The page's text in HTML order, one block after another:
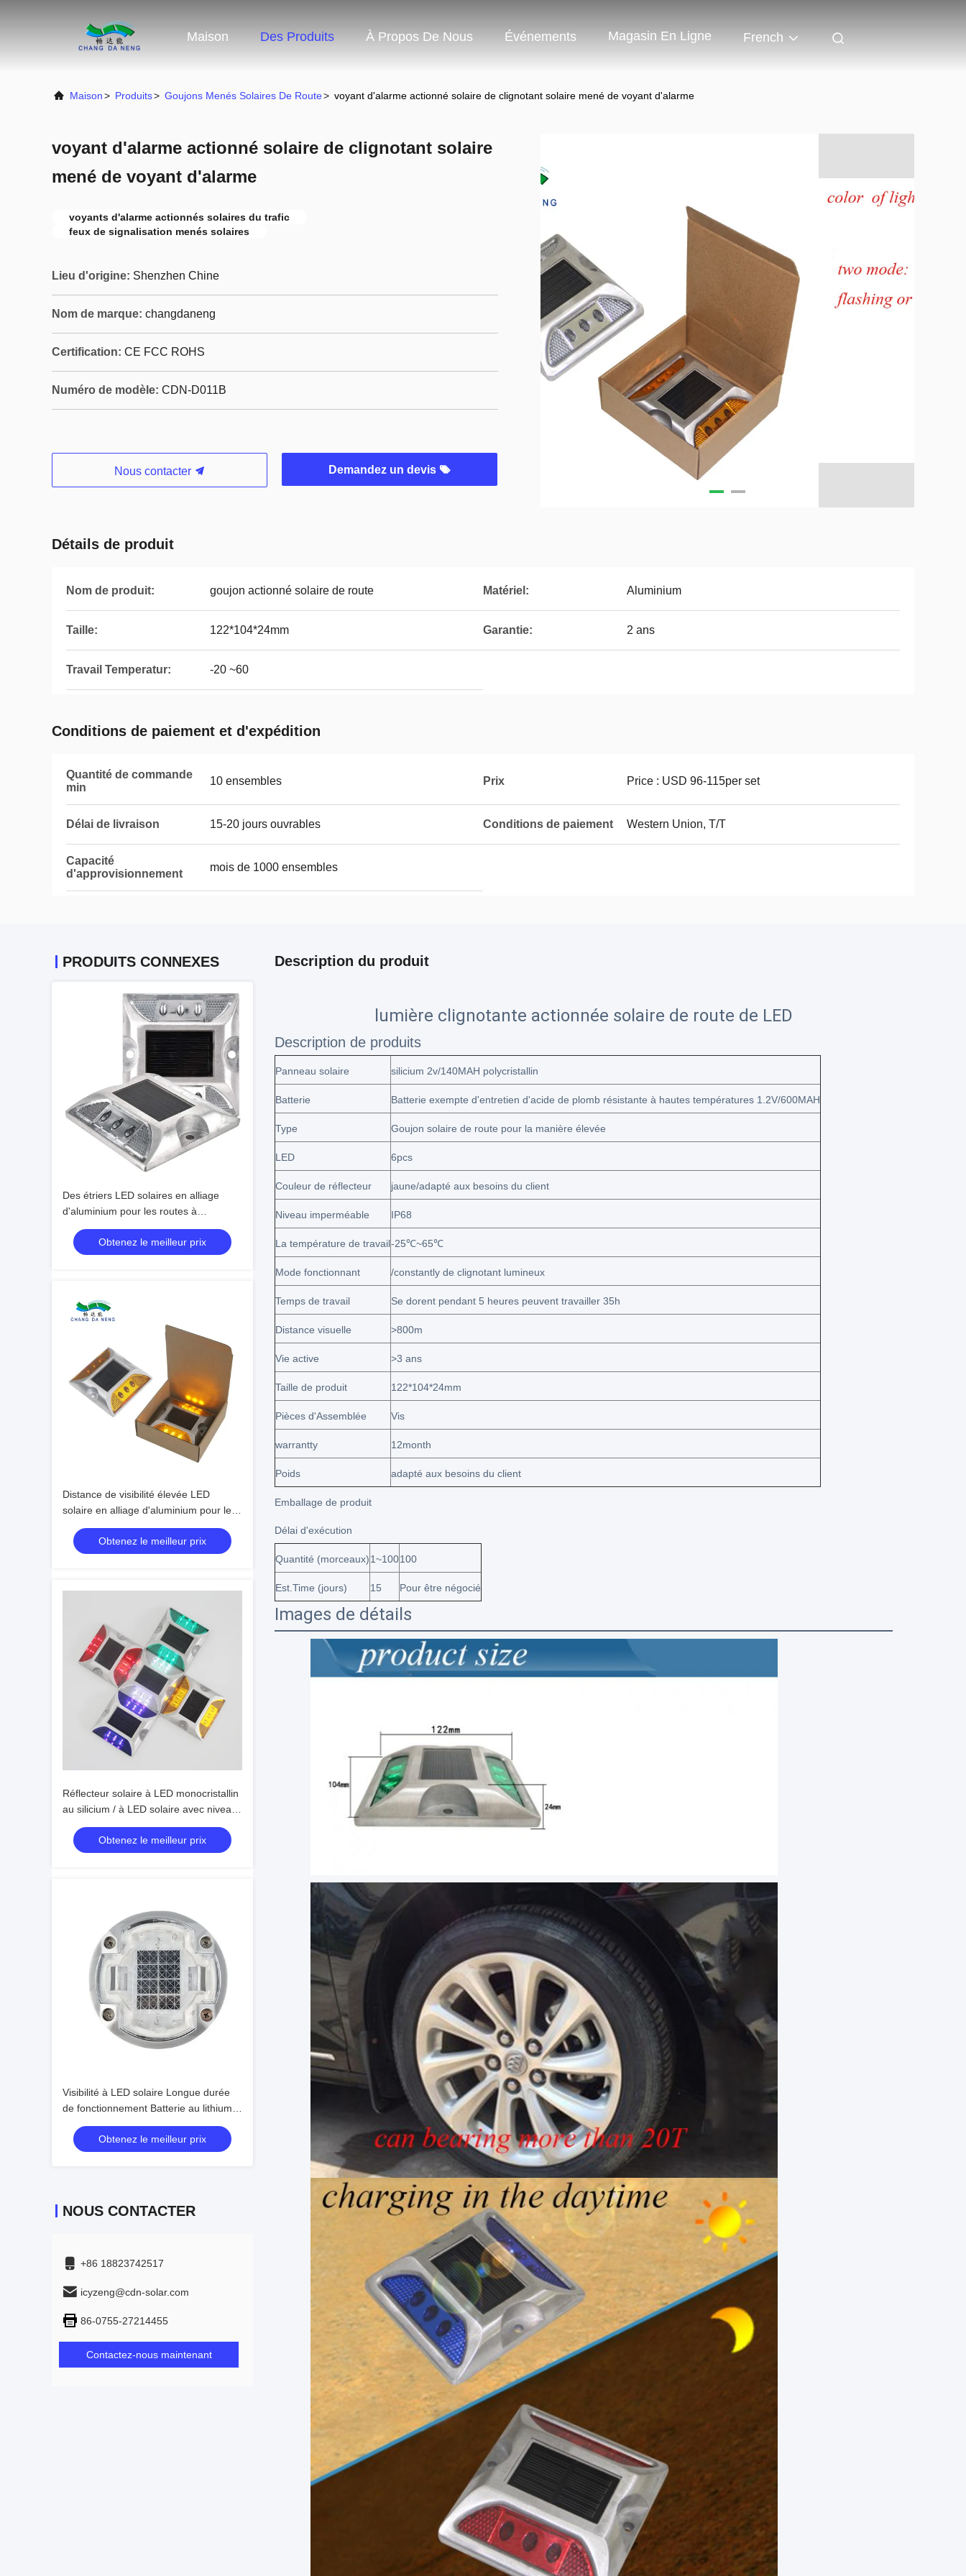
Maison Des Produits À Propos De Nous Événements Magasin En Ligne French
Maison> Produits> Goujons Menés Solaires De Route> voyant d'alarme actionné solaire de clignotant solaire mené de voyant d'alarme
voyant d'alarme actionné solaire de clignotant solaire
mené de voyant d'alarme
voyants d'alarme actionnés solaires du trafic
feux de signalisation menés solaires
Lieu d'origine: Shenzhen Chine
Nom de marque: changdaneng
Certification: CE FCC ROHS
Numéro de modèle: CDN-D011B
Nous contacter Demandez un devis
Détails de produit
Nom de produit: goujon actionné solaire de route Matériel: Aluminium
Taille: 122*104*24mm Garantie: 2 ans
Travail Temperatur: -20 ~60
Conditions de paiement et d'expédition
Quantité de commande
min
10 ensembles Prix Price : USD 96-115per set
Délai de livraison 15-20 jours ouvrables Conditions de paiement Western Union, T/T
Capacité
d'approvisionnement
mois de 1000 ensembles
PRODUITS CONNEXES
Des étriers LED solaires en alliage
d'aluminium pour les routes à
température extrême
Obtenez le meilleur prix
Distance de visibilité élevée LED
solaire en alliage d'aluminium pour le
marquage routier
Obtenez le meilleur prix
Réflecteur solaire à LED monocristallin
au silicium / à LED solaire avec niveau
d'étanchéité IP68
Obtenez le meilleur prix
Visibilité à LED solaire Longue durée
de fonctionnement Batterie au lithium
Panneau de silicium monocristallin >
48h
Obtenez le meilleur prix
NOUS CONTACTER
+86 18823742517
icyzeng@cdn-solar.com
86-0755-27214455
Contactez-nous maintenant
Description du produit
lumière clignotante actionnée solaire de route de LED
Description de produits
Panneau solaire silicium 2v/140MAH polycristallin
Batterie Batterie exempte d'entretien d'acide de plomb résistante à hautes températures 1.2V/600MAH
Type Goujon solaire de route pour la manière élevée
LED 6pcs
Couleur de réflecteur jaune/adapté aux besoins du client
Niveau imperméable IP68
La température de travail-25℃~65℃
Mode fonctionnant /constantly de clignotant lumineux
Temps de travail Se dorent pendant 5 heures peuvent travailler 35h
Distance visuelle >800m
Vie active >3 ans
Taille de produit 122*104*24mm
Pièces d'Assemblée Vis
warrantty 12month
Poids adapté aux besoins du client
Emballage de produit
Délai d'exécution
Quantité (morceaux)1~100100
Est.Time (jours) 15 Pour être négocié
Images de détails